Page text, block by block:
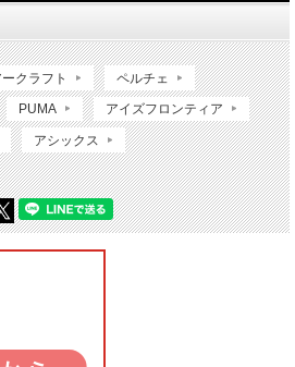
クラフト ペルチェ
PUMA アイズフロンティア
アシックス